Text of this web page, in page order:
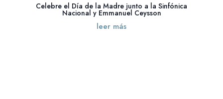
Celebre el Día de la Madre junto a la Sinfónica
Nacional y Emmanuel Ceysson
leer más